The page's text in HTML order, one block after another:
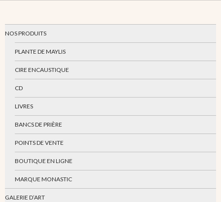
NOS PRODUITS
PLANTE DE MAYLIS
CIRE ENCAUSTIQUE
CD
LIVRES
BANCS DE PRIÈRE
POINTS DE VENTE
BOUTIQUE EN LIGNE
MARQUE MONASTIC
GALERIE D’ART